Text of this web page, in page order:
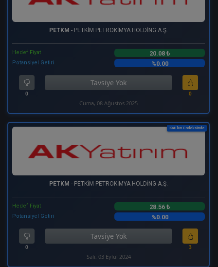
PETKM - PETKİM PETROKİMYA HOLDİNG A.Ş.
Hedef Fiyat 20.08 ₺
Potansiyel Getiri %0.00
0
Tavsiye Yok
0
Cuma, 08 Ağustos 2025
Katılım Endeksinde
PETKM - PETKİM PETROKİMYA HOLDİNG A.Ş.
Hedef Fiyat 28.56 ₺
Potansiyel Getiri %0.00
0
Tavsiye Yok
3
Salı, 03 Eylül 2024